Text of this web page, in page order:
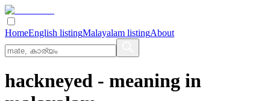
HomeEnglish listingMalayalam listingAbout
hackneyed - meaning in